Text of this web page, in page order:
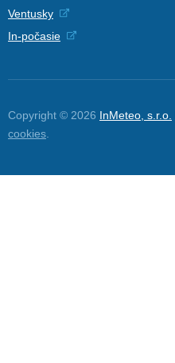
Ventusky
In-počasie
Copyright © 2026 InMeteo, s.r.o.
cookies